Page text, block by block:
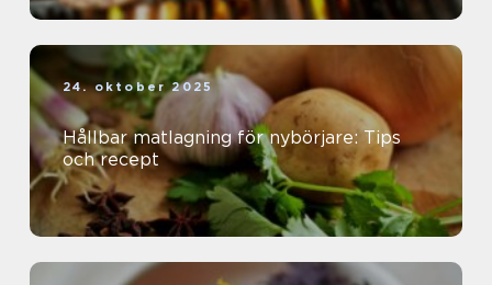
24. oktober 2025
Hållbar matlagning för nybörjare: Tips
och recept